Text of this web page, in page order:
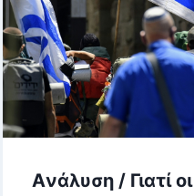
Aνάλυση / Γιατί οι